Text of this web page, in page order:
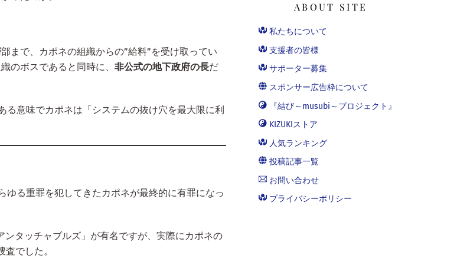
まで、カポネの組織からの”給料”を受け取ってい
のボスであると同時に、 非公式の地下政府の長だ
意味でカポネは「システムの抜け穴を最大限に利
る重罪を犯してきたカポネが最終的に有罪になっ
タッチャブルズ」が有名ですが、実際にカポネの
でした。
ABOUT SITE
私たちについて
支援者の皆様
サポーター募集
スポンサー広告枠について
『結び～musubi～プロジェクト』
KIZUKIストア
人気ランキング
投稿記事一覧
お問い合わせ
プライバシーポリシー